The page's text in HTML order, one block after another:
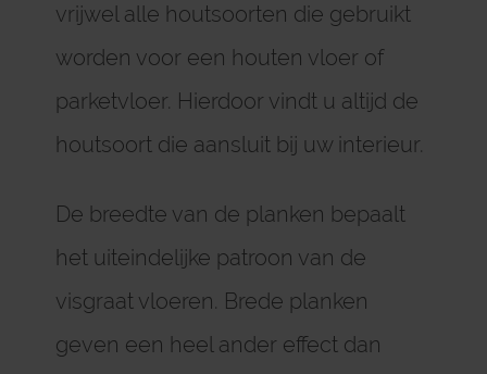
vrijwel alle houtsoorten die gebruikt
worden voor een houten vloer of
parketvloer. Hierdoor vindt u altijd de
houtsoort die aansluit bij uw interieur.
De breedte van de planken bepaalt
het uiteindelijke patroon van de
visgraat vloeren. Brede planken
geven een heel ander effect dan